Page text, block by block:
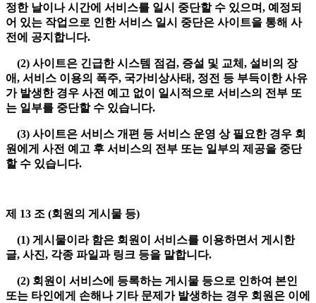
정한 날이나 시간에 서비스를 일시 중단할 수 있으며, 예정되
어 있는 작업으로 인한 서비스 일시 중단은 사이트을 통해 사
전에 공지합니다.
(2) 사이트은 긴급한 시스템 점검, 증설 및 교체, 설비의 장
애, 서비스 이용의 폭주, 국가비상사태, 정전 등 부득이한 사유
가 발생한 경우 사전 예고 없이 일시적으로 서비스의 전부 또
는 일부를 중단할 수 있습니다.
(3) 사이트은 서비스 개편 등 서비스 운영 상 필요한 경우 회
원에게 사전 예고 후 서비스의 전부 또는 일부의 제공을 중단
할 수 있습니다.
제 13 조 (회원의 게시물 등)
(1) 게시물이라 함은 회원이 서비스를 이용하면서 게시한
글, 사진, 각종 파일과 링크 등을 말합니다.
(2) 회원이 서비스에 등록하는 게시물 등으로 인하여 본인
또는 타인에게 손해나 기타 문제가 발생하는 경우 회원은 이에